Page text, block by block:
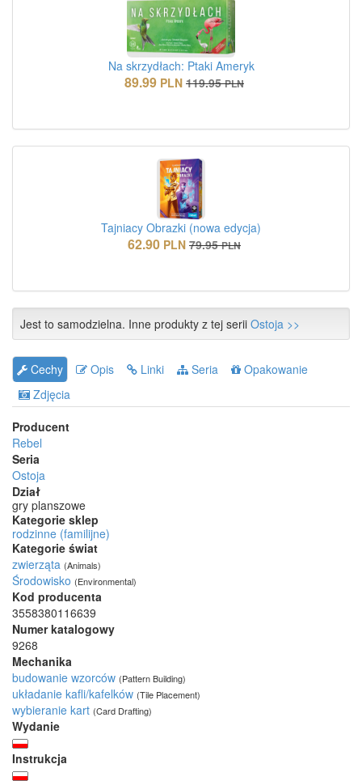
Na skrzydłach: Ptaki Ameryk
89.99 PLN 119.95 PLN
Tajniacy Obrazki (nowa edycja)
62.90 PLN 79.95 PLN
Jest to samodzielna. Inne produkty z tej serii Ostoja >>
Cechy Opis Linki Seria
Opakowanie
Zdjęcia
Producent
Rebel
Seria
Ostoja
Dział
gry planszowe
Kategorie sklep
rodzinne (familijne)
Kategorie świat
zwierząta (Animals)
Środowisko (Environmental)
Kod producenta
3558380116639
Numer katalogowy
9268
Mechanika
budowanie wzorców (Pattern Building)
układanie kafli/kafelków (Tile Placement)
wybieranie kart (Card Drafting)
Wydanie
Instrukcja